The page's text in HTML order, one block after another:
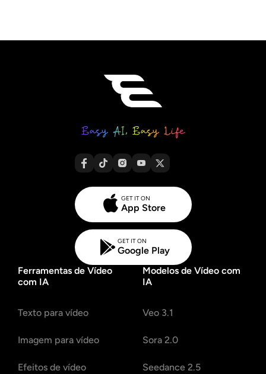
GET IT ON
App Store
GET IT ON
Google Play
Ferramentas de Vídeo
com IA
Texto para vídeo
Imagem para vídeo
Efeitos de vídeo
Modelos de Vídeo com
IA
Veo 3.1
Sora 2.0
Seedance 2.5